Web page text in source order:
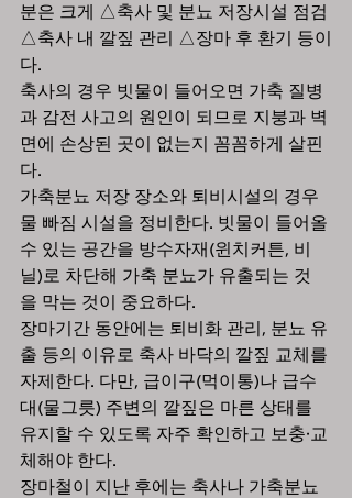
분은 크게 △축사 및 분뇨 저장시설 점검
△축사 내 깔짚 관리 △장마 후 환기 등이
다.
축사의 경우 빗물이 들어오면 가축 질병
과 감전 사고의 원인이 되므로 지붕과 벽
면에 손상된 곳이 없는지 꼼꼼하게 살핀
다.
가축분뇨 저장 장소와 퇴비시설의 경우
물 빠짐 시설을 정비한다. 빗물이 들어올
수 있는 공간을 방수자재(윈치커튼, 비
닐)로 차단해 가축 분뇨가 유출되는 것
을 막는 것이 중요하다.
장마기간 동안에는 퇴비화 관리, 분뇨 유
출 등의 이유로 축사 바닥의 깔짚 교체를
자제한다. 다만, 급이구(먹이통)나 급수
대(물그릇) 주변의 깔짚은 마른 상태를
유지할 수 있도록 자주 확인하고 보충·교
체해야 한다.
장마철이 지난 후에는 축사나 가축분뇨